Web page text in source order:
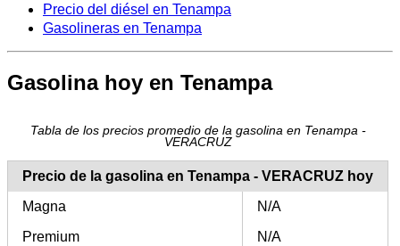
Precio del diésel en Tenampa
Gasolineras en Tenampa
Gasolina hoy en Tenampa
Tabla de los precios promedio de la gasolina en Tenampa -
VERACRUZ
Precio de la gasolina en Tenampa - VERACRUZ hoy
Magna
N/A
Premium
N/A